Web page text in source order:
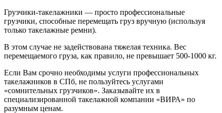
Грузчики-такелажники — просто профессиональные
грузчики, способные перемещать груз вручную (используя
только такелажные ремни).
В этом случае не задействована тяжелая техника. Вес
перемещаемого груза, как правило, не превышает 500-1000 кг.
Если Вам срочно необходимы услуги профессиональных
такелажников в СПб, не пользуйтесь услугами
«сомнительных грузчиков». Заказывайте их в
специализированной такелажной компании «ВИРА» по
разумным ценам.